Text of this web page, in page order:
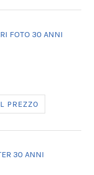
FOTO 30 ANNI
PREZZO
30 ANNI